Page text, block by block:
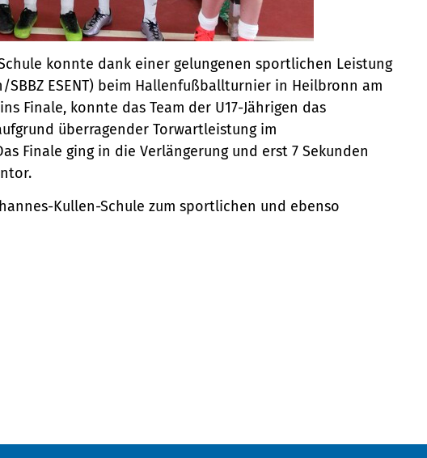
konnte dank einer gelungenen sportlichen Leistung
ESENT) beim Hallenfußballturnier in Heilbronn am
Finale, konnte das Team der U17-Jährigen das
überragender Torwartleistung im
Finale ging in die Verlängerung und erst 7 Sekunden
Kullen-Schule zum sportlichen und ebenso